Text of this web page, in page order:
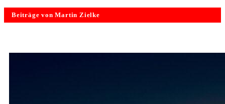
Beiträge von Martin Zielke